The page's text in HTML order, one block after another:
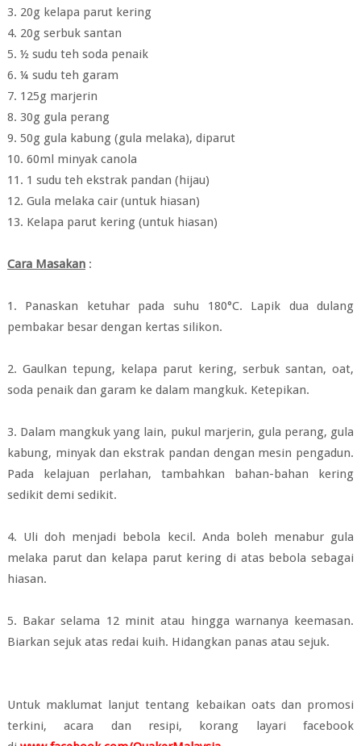
3. 20g kelapa parut kering
4. 20g serbuk santan
5. ½ sudu teh soda penaik
6. ¼ sudu teh garam
7. 125g marjerin
8. 30g gula perang
9. 50g gula kabung (gula melaka), diparut
10. 60ml minyak canola
11. 1 sudu teh ekstrak pandan (hijau)
12. Gula melaka cair (untuk hiasan)
13. Kelapa parut kering (untuk hiasan)
Cara Masakan:
1. Panaskan ketuhar pada suhu 180°C. Lapik dua dulang
pembakar besar dengan kertas silikon.
2. Gaulkan tepung, kelapa parut kering, serbuk santan, oat,
soda penaik dan garam ke dalam mangkuk. Ketepikan.
3. Dalam mangkuk yang lain, pukul marjerin, gula perang, gula
kabung, minyak dan ekstrak pandan dengan mesin pengadun.
Pada kelajuan perlahan, tambahkan bahan-bahan kering
sedikit demi sedikit.
4. Uli doh menjadi bebola kecil. Anda boleh menabur gula
melaka parut dan kelapa parut kering di atas bebola sebagai
hiasan.
5. Bakar selama 12 minit atau hingga warnanya keemasan.
Biarkan sejuk atas redai kuih. Hidangkan panas atau sejuk.
Untuk maklumat lanjut tentang kebaikan oats dan promosi
terkini, acara dan resipi, korang layari facebook